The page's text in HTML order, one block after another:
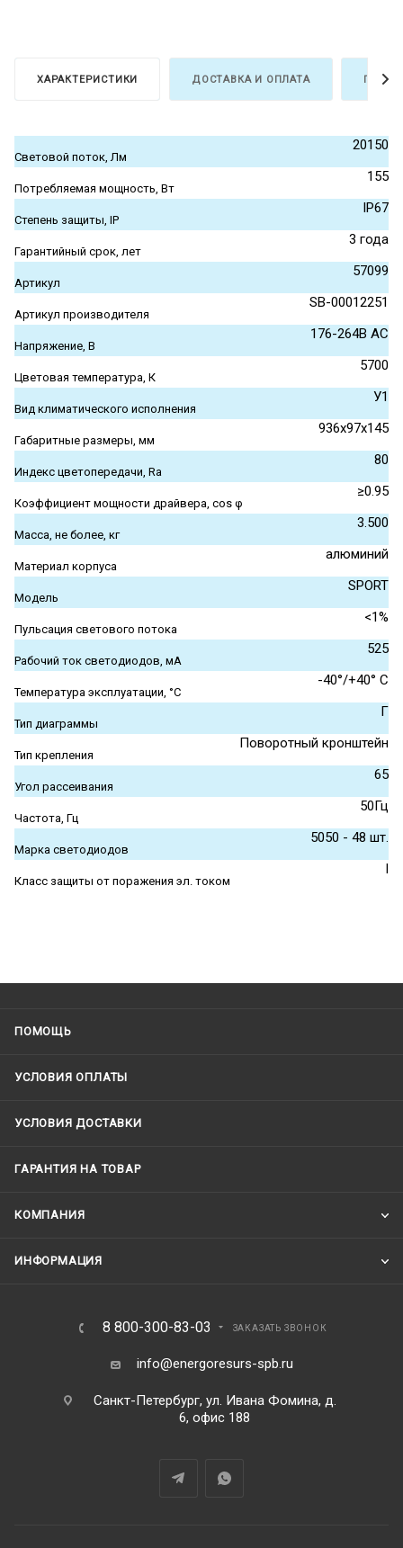
ХАРАКТЕРИСТИКИ ДОСТАВКА И ОПЛАТА
Световой поток, Лм
20150
Потребляемая мощность, Вт
155
Степень защиты, IP
IP67
Гарантийный срок, лет
3 года
Артикул
57099
Артикул производителя
SB-00012251
Напряжение, В
176-264В АС
Цветовая температура, К
5700
Вид климатического исполнения
У1
Габаритные размеры, мм
936x97x145
Индекс цветопередачи, Ra
80
Коэффициент мощности драйвера, cos φ
≥0.95
Масса, не более, кг
3.500
Материал корпуса
алюминий
Модель
SPORT
Пульсация светового потока
<1%
Рабочий ток светодиодов, мА
525
Температура эксплуатации, °С
-40°/+40° С
Тип диаграммы
Г
Тип крепления
Поворотный кронштейн
Угол рассеивания
65
Частота, Гц
50Гц
Марка светодиодов
5050 - 48 шт.
Класс защиты от поражения эл. током
I
ПОМОЩЬ
УСЛОВИЯ ОПЛАТЫ
УСЛОВИЯ ДОСТАВКИ
ГАРАНТИЯ НА ТОВАР
КОМПАНИЯ
ИНФОРМАЦИЯ
8 800-300-83-03 ЗАКАЗАТЬ ЗВОНОК
info@energoresurs-spb.ru
Санкт-Петербург, ул. Ивана Фомина, д.
6, офис 188